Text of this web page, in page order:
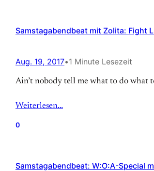
Samstagabendbeat mit Zolita: Fight
Aug. 19, 2017•1 Minute Lesezeit
Ain’t nobody tell me what to do what
Weiterlesen…
0
Samstagabendbeat: W:O:A-Special